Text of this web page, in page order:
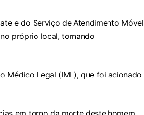
e do Serviço de Atendimento Móvel
próprio local, tornando
Médico Legal (IML), que foi acionado